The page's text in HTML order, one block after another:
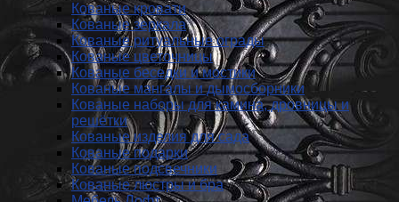
Кованые кровати
Кованые зеркала
Кованые ритуальные ограды
Кованые цветочницы
Кованые беседки и мостики
Кованые мангалы и дымосборники
Кованые наборы для камина, дровницы и
решётки
Кованые изделия для сада
Кованые подарки
Кованые подсвечники
Кованые люстры и бра